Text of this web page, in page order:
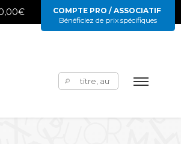
COMPTE PRO / ASSOCIATIF
Bénéficiez de prix spécifiques
Rechercher :